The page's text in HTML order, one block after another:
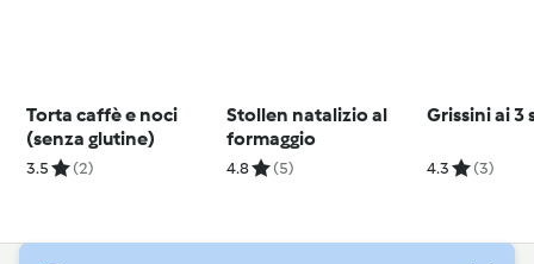
Torta caffè e noci
(senza glutine)
3.5 (2)
Stollen natalizio al
formaggio
4.8 (5)
Grissini ai 3
4.3 (3)